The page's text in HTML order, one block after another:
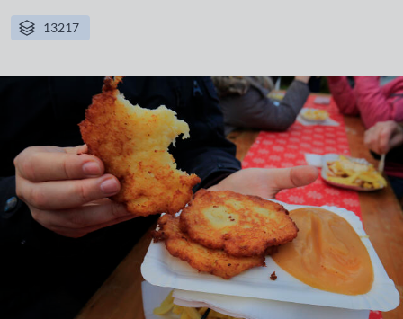
13217